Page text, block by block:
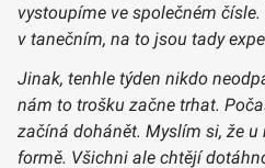
vystoupíme ve společném
v tanečním, na to jsou tady
Jinak, tenhle týden nikdo
nám to trošku začne trhat.
začíná dohánět. Myslím si, že u
formě. Všichni ale chtějí